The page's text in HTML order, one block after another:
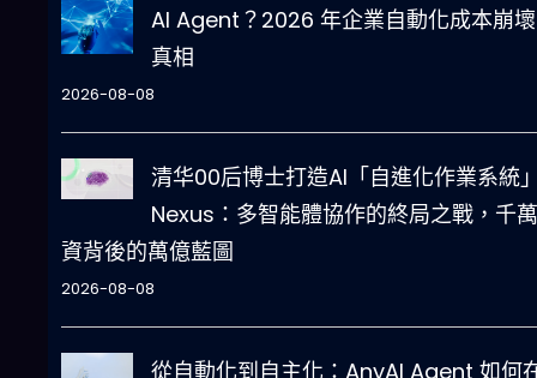
AI Agent？2026 年企業自動化成本崩
真相
2026-08-08
清华00后博士打造AI「自進化作業系統
Nexus：多智能體協作的終局之戰，千
資背後的萬億藍圖
2026-08-08
從自動化到自主化：AnyAI Agent 如何